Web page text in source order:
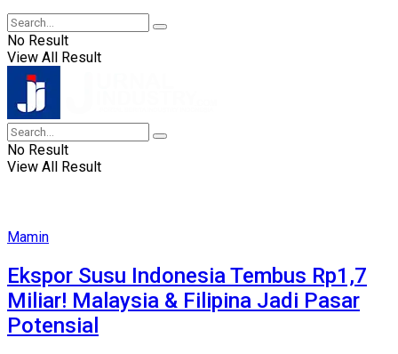
No Result
View All Result
No Result
View All Result
Mamin
Ekspor Susu Indonesia Tembus Rp1,7
Miliar! Malaysia & Filipina Jadi Pasar
Potensial